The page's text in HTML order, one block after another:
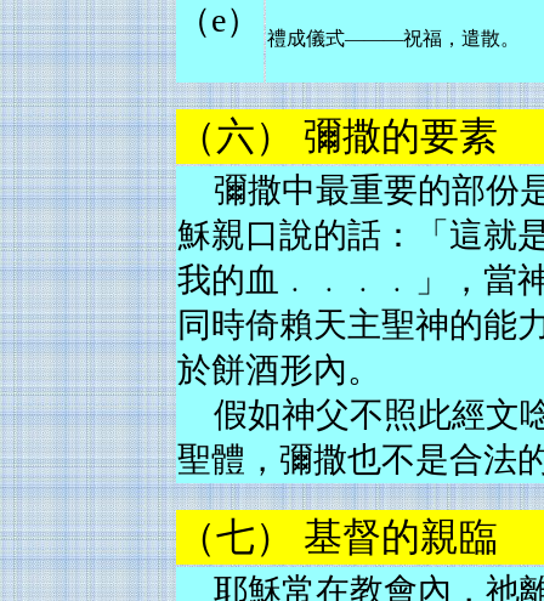
（e） 禮成儀式———祝福，遣散。
（六） 彌撒的要素
彌撒中最重要的部份
穌親口說的話：「這就
我的血﹒﹒﹒﹒」，當
同時倚賴天主聖神的能
於餅酒形內。
假如神父不照此經文
聖體，彌撒也不是合法
（七） 基督的親臨
耶穌常在教會內，祂